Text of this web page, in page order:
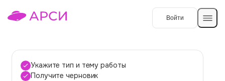
Войти
Укажите тип и тему работы
Получите черновик